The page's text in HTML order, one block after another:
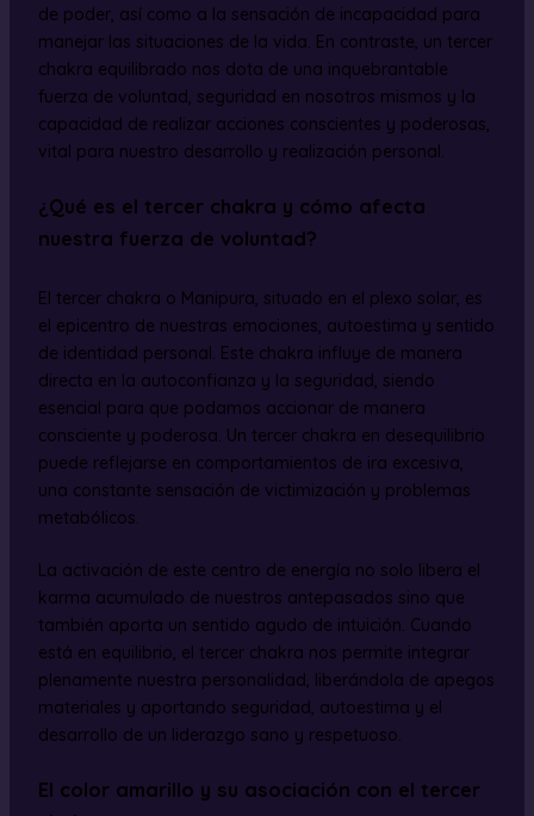
de poder, así como a la sensación de incapacidad para
manejar las situaciones de la vida. En contraste, un tercer
chakra equilibrado nos dota de una inquebrantable
fuerza de voluntad, seguridad en nosotros mismos y la
capacidad de realizar acciones conscientes y poderosas,
vital para nuestro desarrollo y realización personal.
¿Qué es el tercer chakra y cómo afecta
nuestra fuerza de voluntad?
El tercer chakra o Manipura, situado en el plexo solar, es
el epicentro de nuestras emociones, autoestima y sentido
de identidad personal. Este chakra influye de manera
directa en la autoconfianza y la seguridad, siendo
esencial para que podamos accionar de manera
consciente y poderosa. Un tercer chakra en desequilibrio
puede reflejarse en comportamientos de ira excesiva,
una constante sensación de victimización y problemas
metabólicos.
La activación de este centro de energía no solo libera el
karma acumulado de nuestros antepasados sino que
también aporta un sentido agudo de intuición. Cuando
está en equilibrio, el tercer chakra nos permite integrar
plenamente nuestra personalidad, liberándola de apegos
materiales y aportando seguridad, autoestima y el
desarrollo de un liderazgo sano y respetuoso.
El color amarillo y su asociación con el tercer